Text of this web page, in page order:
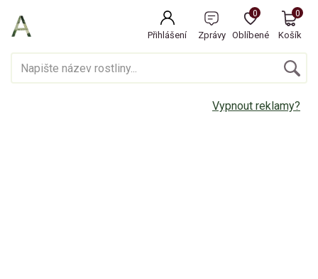
Přihlášení Zprávy Oblíbené
0
Košík
0
Vypnout reklamy?